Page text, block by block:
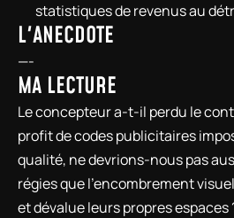
statistiques de revenus au
L'ANECDOTE
—-
MA LECTURE
Le concepteur a-t-il perdu le
profit de codes publicitaires
qualité, ne devrions-nous pas
régies que l'encombrement
et dévalue leurs propres espaces